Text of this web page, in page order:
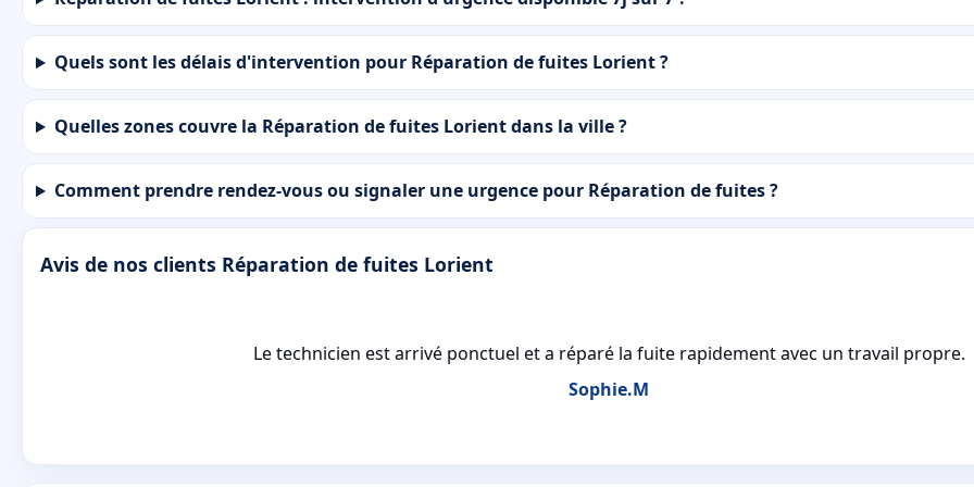
Quels sont les délais d'intervention pour Réparation de fuites Lorient ?
Quelles zones couvre la Réparation de fuites Lorient dans la ville ?
Comment prendre rendez-vous ou signaler une urgence pour Réparation de fuites ?
Avis de nos clients Réparation de fuites Lorient
Le technicien est arrivé ponctuel et a réparé la fuite rapidement avec un travail propre.
Sophie.M